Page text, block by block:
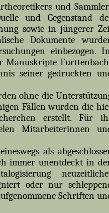
und
und Gegenstand
sowie in jüngerer
Dokumente
einbezogen.
Manuskripte
seiner gedruckten
ohne die
Fällen wurden die
erstellt. Für
Mitarbeiterinnen
als
immer unentdeckt in
oder nur
Schriften